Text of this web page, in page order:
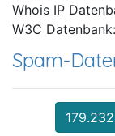
Whois IP
W3C
Spam-